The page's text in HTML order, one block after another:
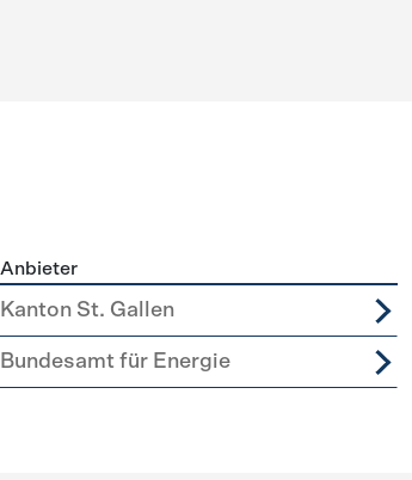
Anbieter
Kanton St. Gallen
Bundesamt für Energie